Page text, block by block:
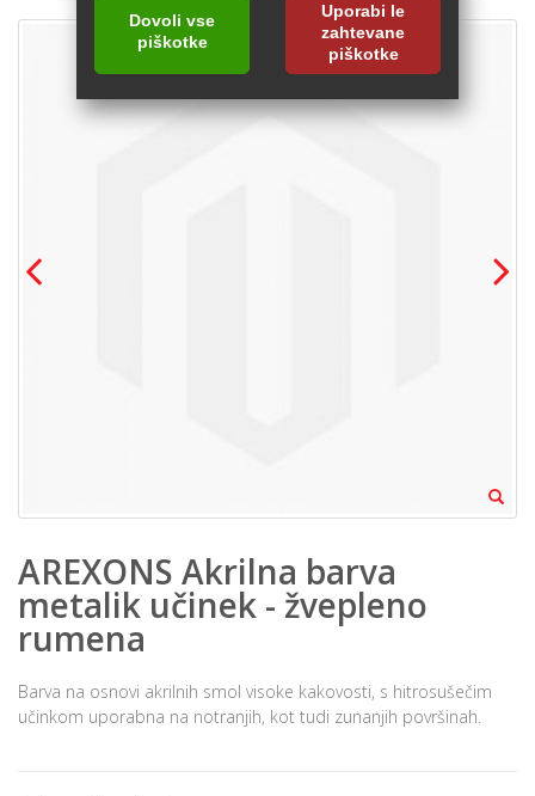
Dovoli vse
piškotke
Uporabi le
zahtevane
piškotke
AREXONS Akrilna barva
metalik učinek - žvepleno
rumena
Barva na osnovi akrilnih smol visoke kakovosti, s hitrosušečim
učinkom uporabna na notranjih, kot tudi zunanjih površinah.